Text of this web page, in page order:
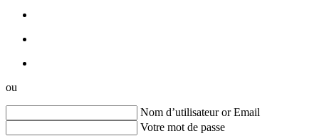
ou
Nom d’utilisateur or Email
Votre mot de passe